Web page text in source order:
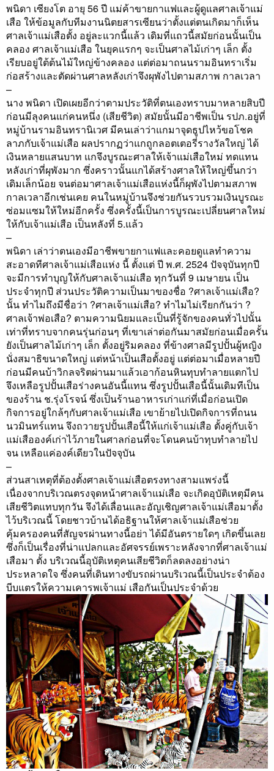
พนิดา เซียงโต อายุ 56 ปี แม่ค้าขายกาแฟและผู้ดูแลศาลเจ้าแม่
เสือ ให้ข้อมูลกับทีมงานนิตยสารเซียนว่าตั้งแต่ตนเกิดมาก็เห็น
ศาลเจ้าแม่เสือตั้ง อยู่ละแวกนี้แล้ว เดิมที่แถวนี้สมัยก่อนนั้นเป็น
คลอง ศาลเจ้าแม่เสือ ในยุคแรกๆ จะเป็นศาลไม้เก่าๆ เล็ก ตั้ง
เรียบอยู่ใต้ต้นไม้ใหญ่ข้างคลอง แต่ต่อมาถนนรามอินทราเริ่ม
ก่อสร้างและตัดผ่านศาลหลังเก่าจึงผุพังไปตามสภาพ กาลเวลา
–
นาง พนิดา เปิดเผยอีกว่าตามประวัติที่ตนเองทราบมาหลายสิบปี
ก่อนมีลุงคนแก่คนหนึ่ง (เสียชีวิต) สมัยนั้นมีอาชีพเป็น รปภ.อยู่ที่
หมู่บ้านรามอินทรานิเวศ มีคนเล่าว่าแกมาจุดธูปไหว้ขอโชค
ลาภกับเจ้าแม่เสือ ผลปรากฏว่าแกถูกลอตเตอรี่รางวัลใหญ่ ได้
เงินหลายแสนบาท แกจึงบูรณะศาลให้เจ้าแม่เสือใหม่ ทดแทน
หลังเก่าที่ผุพังมาก ซึ่งคราวนั้นแกได้สร้างศาลให้ใหญ่ขึ้นกว่า
เดิมเล็กน้อย จนต่อมาศาลเจ้าแม่เสือแห่งนี้ก็ผุพังไปตามสภาพ
กาลเวลาอีกเช่นเคย คนในหมู่บ้านจึงช่วยกันรวบรวมเงินบูรณะ
ซ่อมแซมให้ใหม่อีกครั้ง ซึ่งครั้งนี้เป็นการบูรณะเปลี่ยนศาลใหม่
ให้กับเจ้าแม่เสือ เป็นหลังที่ 5.แล้ว
–
พนิดา เล่าว่าตนเองมีอาชีพขายกาแฟและคอยดูแลทำความ
สะอาดทีศาลเจ้าแม่เสือแห่ง นี้ ตั้งแต่ ปี พ.ศ. 2524 ปัจจุบันทุกปี
จะมีการทำบุญให้กับศาลเจ้าแม่เสือ ทุกวันที่ 9 เมษายน เป็น
ประจำทุกปี ส่วนประวัติความเป็นมาของชื่อ ?ศาลเจ้าแม่เสือ?
นั้น ทำไมถึงมีชื่อว่า ?ศาลเจ้าแม่เสือ? ทำไมไม่เรียกกันว่า ?
ศาลเจ้าพ่อเสือ? ตามความนิยมและเป็นที่รู้จักของคนทั่วไปนั้น
เท่าที่ทราบจากคนรุ่นก่อนๆ ที่เขาเล่าต่อกันมาสมัยก่อนเมื่อครั้น
ยังเป็นศาลไม้เก่าๆ เล็ก ตั้งอยู่ริมคลอง ที่ข้างศาลมีรูปปั้นผู้หญิง
นั่งสมาธิขนาดใหญ่ แต่หน้าเป็นเสือตั้งอยู่ แต่ต่อมาเมื่อหลายปี
ก่อนมีคนบ้าวิกลจริตผ่านมาแล้วเอาก้อนหินทุบทำลายแตกไป
จึงเหลือรูปปั้นเสือร่างคนอันนี้แทน ซึ่งรูปปั้นเสือนี้นั้นเดิมทีเป็น
ของร้าน ช.รุ่งโรจน์ ซึ่งเป็นร้านอาหารเก่าแก่ที่เมื่อก่อนเปิด
กิจการอยู่ใกล้ๆกับศาลเจ้าแม่เสือ เขาย้ายไปเปิดกิจการที่ถนน
นวมินทร์แทน จึงถวายรูปปั้นเสือนี้ให้แก่เจ้าแม่เสือ ตั้งคู่กับเจ้า
แม่เสือองค์เก่าไว้ภายในศาลก่อนที่จะโดนคนบ้าทุบทำลายไป
จน เหลือแค่องค์เดียวในปัจจุบัน
–
ส่วนสาเหตุที่ต้องตั้งศาลเจ้าแม่เสือตรงทางสามแพร่งนี้
เนื่องจากบริเวณตรงจุดหน้าศาลเจ้าแม่เสือ จะเกิดอุบัติเหตุมีคน
เสียชีวิตแทบทุกวัน จึงได้เลื่อนและอัญเชิญศาลเจ้าแม่เสือมาตั้ง
ไว้บริเวณนี้ โดยชาวบ้านได้อธิฐานให้ศาลเจ้าแม่เสือช่วย
คุ้มครองคนที่สัญจรผ่านทางนี้อย่า ได้มีอันตรายใดๆ เกิดขึ้นเลย
ซึ่งก็เป็นเรื่องที่น่าแปลกและอัศจรรย์เพราะหลังจากที่ศาลเจ้าแม่
เสือมา ตั้ง บริเวณนี้อุบัติเหตุคนเสียชีวิตก็ลดลงอย่างน่า
ประหลาดใจ ซึ่งคนที่เดินทางขับรถผ่านบริเวณนี้เป็นประจำต้อง
บีบแตรให้ความเคารพเจ้าแม่ เสือกันเป็นประจำด้วย